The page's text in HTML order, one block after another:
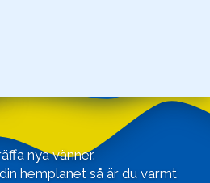
nya vänner.
hemplanet så är du varmt